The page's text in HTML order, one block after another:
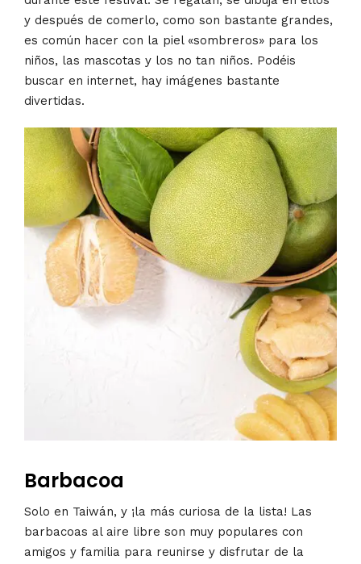
y después de comerlo, como son bastante grandes,
es común hacer con la piel «sombreros» para los
niños, las mascotas y los no tan niños. Podéis
buscar en internet, hay imágenes bastante
divertidas.
Barbacoa
Solo en Taiwán, y ¡la más curiosa de la lista! Las
barbacoas al aire libre son muy populares con
amigos y familia para reunirse y disfrutar de la